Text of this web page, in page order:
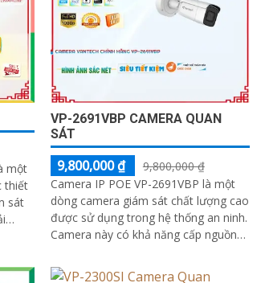
một
thiết
sát
VP-2691VBP CAMERA QUAN
SÁT
9,800,000 ₫
9,800,000 ₫
Camera IP POE VP-2691VBP là một
dòng camera giám sát chất lượng cao
được sử dụng trong hệ thống an ninh.
Camera này có khả năng cấp nguồn
POE), giúp giảm thiểu việc cắm dây